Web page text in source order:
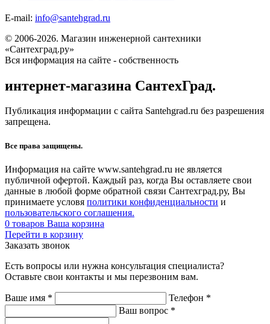
E-mail: info@santehgrad.ru
© 2006-2026. Магазин инженерной сантехники
«Сантехград.ру»
Вся информация на сайте - собственность
интернет-магазина СантехГрад.
Публикация информации с сайта Santehgrad.ru без разрешения
запрещена.
Все права защищены.
Информация на сайте www.santehgrad.ru не является
публичной офертой. Каждый раз, когда Вы оставляете свои
данные в любой форме обратной связи Сантехград.ру, Вы
принимаете условя политики конфиденциальности и
пользовательского соглашения.
0 товаров Ваша корзина
Перейти в корзину
Заказать звонок
Есть вопросы или нужна консультация специалиста?
Оставьте свои контакты и мы перезвоним вам.
Ваше имя * Телефон *
Ваш вопрос *